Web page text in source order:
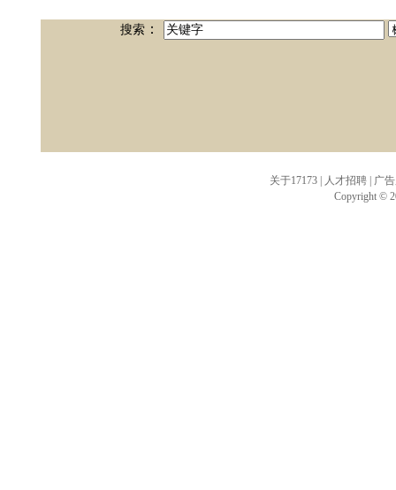
关于17173 人才招聘
广
Copyright ©